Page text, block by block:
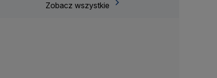
Zobacz wszystkie